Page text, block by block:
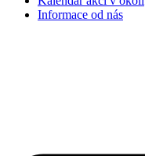
Informace od nás